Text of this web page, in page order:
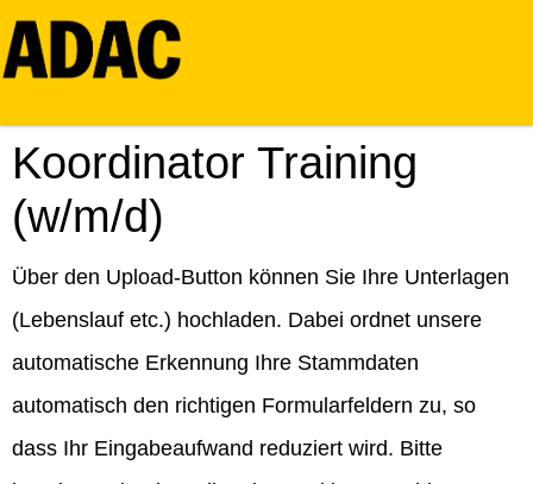
Koordinator Training
(w/m/d)
Über den Upload-Button können Sie Ihre Unterlagen
(Lebenslauf etc.) hochladen. Dabei ordnet unsere
automatische Erkennung Ihre Stammdaten
automatisch den richtigen Formularfeldern zu, so
dass Ihr Eingabeaufwand reduziert wird. Bitte